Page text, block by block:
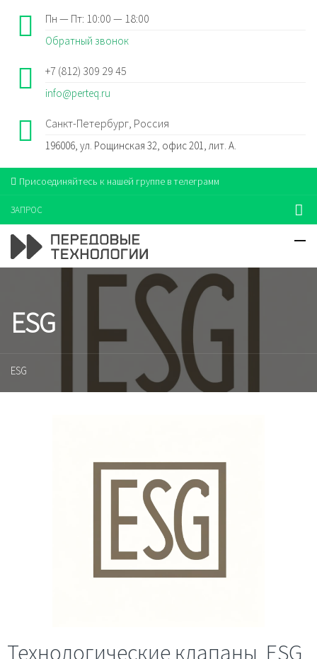
Пн — Пт: 10:00 — 18:00
Обратный звонок
+7 (812) 309 29 45
info@perteq.ru
Санкт-Петербург, Россия
196006, ул. Рощинская 32, офис 201, лит. А.
Присоединяйтесь к нашей группе в телеграмм
ЗАПРОС
ESG
ESG
Технологические клапаны ESG